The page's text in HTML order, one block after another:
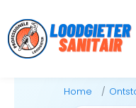
to
content
Home